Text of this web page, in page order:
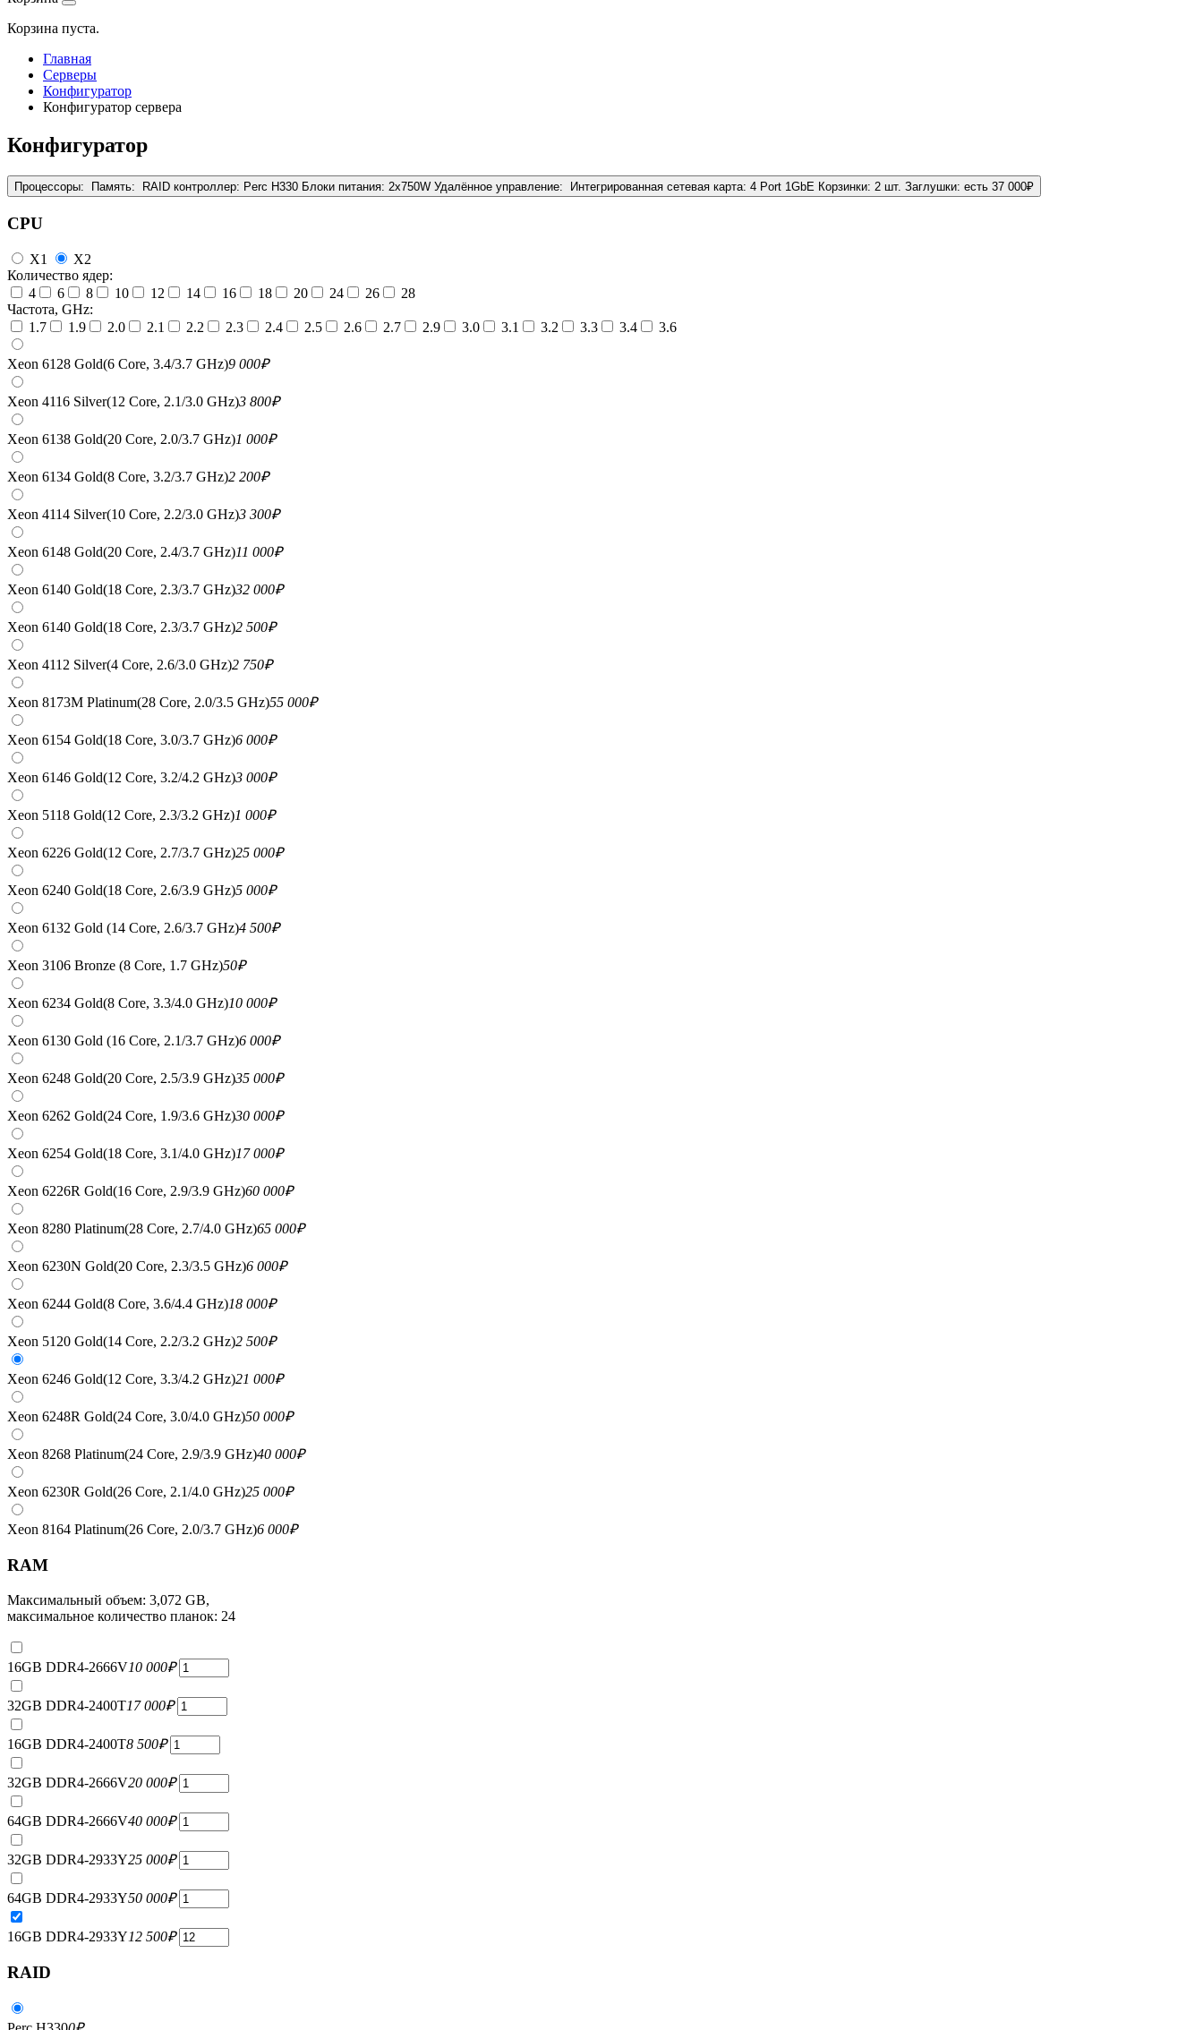
Корзина пуста.
Главная
Серверы
Конфигуратор
Конфигуратор сервера
Конфигуратор
Процессоры: Память: RAID контроллер: Perc H330 Блоки питания: 2x750W Удалённое управление: Интегрированная сетевая карта: 4 Port 1GbE Корзинки: 2 шт. Заглушки: есть 37 000₽
CPU
X1
X2
Количество ядер:
4
6 8 10 12 14 16 18 20 24 26
28
Частота, GHz:
1.7
1.9 2.0 2.1 2.2 2.3 2.4 2.5 2.6 2.7 2.9 3.0 3.1 3.2 3.3 3.4 3.6
Xeon 6128 Gold(6 Core, 3.4/3.7 GHz)9 000₽
Xeon 4116 Silver(12 Core, 2.1/3.0 GHz)3 800₽
Xeon 6138 Gold(20 Core, 2.0/3.7 GHz)1 000₽
Xeon 6134 Gold(8 Core, 3.2/3.7 GHz)2 200₽
Xeon 4114 Silver(10 Core, 2.2/3.0 GHz)3 300₽
Xeon 6148 Gold(20 Core, 2.4/3.7 GHz)11 000₽
Xeon 6140 Gold(18 Core, 2.3/3.7 GHz)32 000₽
Xeon 6140 Gold(18 Core, 2.3/3.7 GHz)2 500₽
Xeon 4112 Silver(4 Core, 2.6/3.0 GHz)2 750₽
Xeon 8173M Platinum(28 Core, 2.0/3.5 GHz)55 000₽
Xeon 6154 Gold(18 Core, 3.0/3.7 GHz)6 000₽
Xeon 6146 Gold(12 Core, 3.2/4.2 GHz)3 000₽
Xeon 5118 Gold(12 Core, 2.3/3.2 GHz)1 000₽
Xeon 6226 Gold(12 Core, 2.7/3.7 GHz)25 000₽
Xeon 6240 Gold(18 Core, 2.6/3.9 GHz)5 000₽
Xeon 6132 Gold (14 Core, 2.6/3.7 GHz)4 500₽
Xeon 3106 Bronze (8 Core, 1.7 GHz)50₽
Xeon 6234 Gold(8 Core, 3.3/4.0 GHz)10 000₽
Xeon 6130 Gold (16 Core, 2.1/3.7 GHz)6 000₽
Xeon 6248 Gold(20 Core, 2.5/3.9 GHz)35 000₽
Xeon 6262 Gold(24 Core, 1.9/3.6 GHz)30 000₽
Xeon 6254 Gold(18 Core, 3.1/4.0 GHz)17 000₽
Xeon 6226R Gold(16 Core, 2.9/3.9 GHz)60 000₽
Xeon 8280 Platinum(28 Core, 2.7/4.0 GHz)65 000₽
Xeon 6230N Gold(20 Core, 2.3/3.5 GHz)6 000₽
Xeon 6244 Gold(8 Core, 3.6/4.4 GHz)18 000₽
Xeon 5120 Gold(14 Core, 2.2/3.2 GHz)2 500₽
Xeon 6246 Gold(12 Core, 3.3/4.2 GHz)21 000₽
Xeon 6248R Gold(24 Core, 3.0/4.0 GHz)50 000₽
Xeon 8268 Platinum(24 Core, 2.9/3.9 GHz)40 000₽
Xeon 6230R Gold(26 Core, 2.1/4.0 GHz)25 000₽
Xeon 8164 Platinum(26 Core, 2.0/3.7 GHz)6 000₽
RAM
Максимальный объем: 3,072 GB,
максимальное количество планок: 24
16GB DDR4-2666V10 000₽
32GB DDR4-2400T17 000₽
16GB DDR4-2400T8 500₽
32GB DDR4-2666V20 000₽
64GB DDR4-2666V40 000₽
32GB DDR4-2933Y25 000₽
64GB DDR4-2933Y50 000₽
16GB DDR4-2933Y12 500₽
RAID